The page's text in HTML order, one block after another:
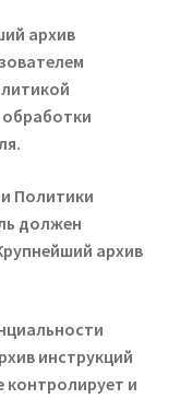
архив
Политики
должен
архив
инструкций
контролирует и